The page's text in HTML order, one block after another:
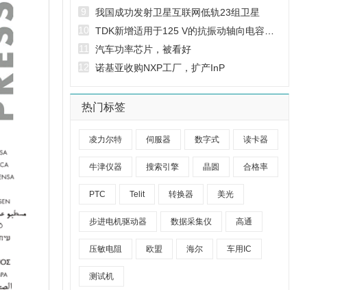
9
我国成功发射卫星互联网低轨23组卫星
10
TDK新增适用于125 V的抗振动轴向电容器和星形焊接电容器，并升级了63 V系列产品
11
汽车功率芯片，被看好
12
诺基亚收购NXP工厂，扩产InP
热门标签
凌力尔特 伺服器 数字式 读卡器
牛津仪器 搜索引擎 晶圆 合格率
PTC Telit 转换器 美光
步进电机驱动器 数据采集仪 高通
压敏电阻 欧盟 海尔 车用IC
测试机